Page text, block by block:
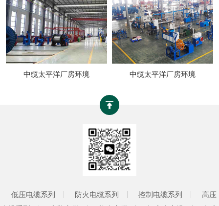
中缆太平洋厂房环境 中缆太平洋厂房环境
低压电缆系列 防火电缆系列 控制电缆系列
高压